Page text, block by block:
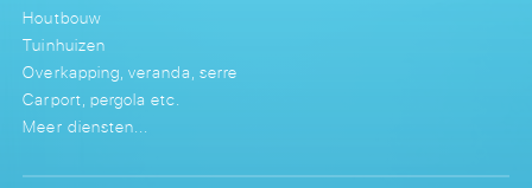
Houtbouw
Tuinhuizen
Overkapping, veranda, serre
Carport, pergola etc.
Meer diensten...